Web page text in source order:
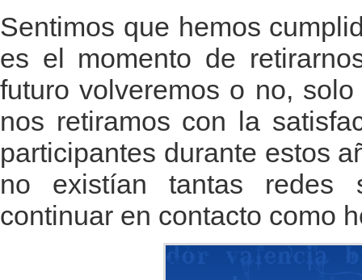
Sentimos que hemos
es el momento de
futuro volveremos o no,
nos retiramos con la
participantes durante estos
no existían tantas redes
continuar en contacto como